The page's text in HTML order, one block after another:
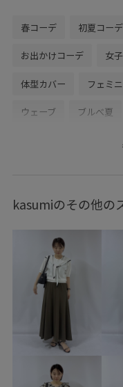
春コーデ 初夏コーデ
お出かけコーデ 女
体型カバー フェミ
ウェーブ ブルべ夏
ショルダーバッグ
26RPUVCARE
26SS20dp 26SSRP
26SS_エアリーリネンラ
UVケア きれいめ
オケージョン
kasumiのその他の